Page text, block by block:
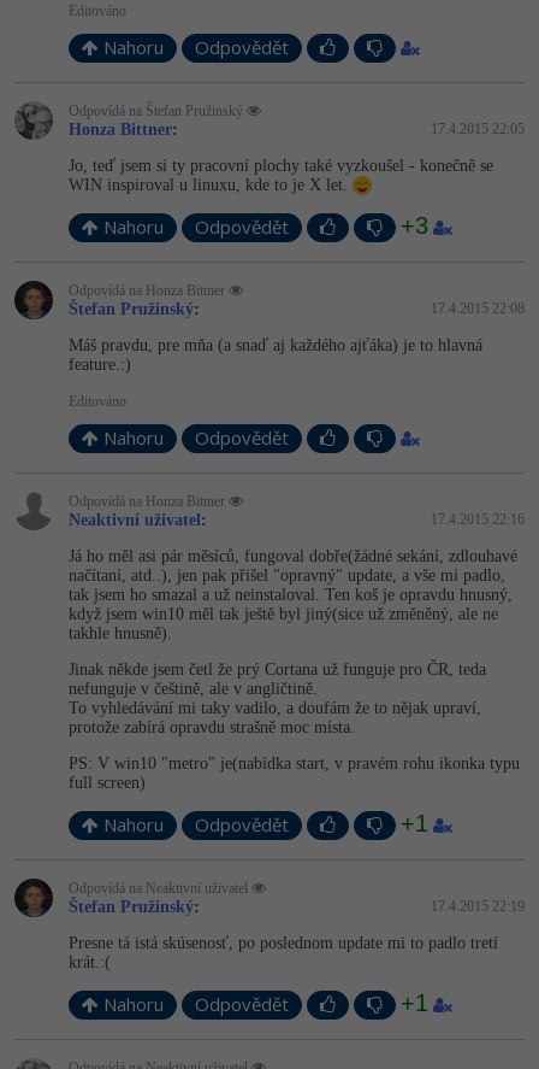
Ostatní
Fórum
Editováno
Nahoru Odpovědět
Odpovídá na Štefan Pružinský
Honza Bittner: 17.4.2015 22:05
Jo, teď jsem si ty pracovní plochy také vyzkoušel - konečně se
WIN inspiroval u linuxu, kde to je X let.
Nahoru Odpovědět +3
Odpovídá na Honza Bittner
Štefan Pružinský: 17.4.2015 22:08
Máš pravdu, pre mňa (a snaď aj každého ajťáka) je to hlavná
feature.:)
Editováno
Nahoru Odpovědět
Odpovídá na Honza Bittner
Neaktivní uživatel: 17.4.2015 22:16
Já ho měl asi pár měsíců, fungoval dobře(žádné sekání, zdlouhavé
načítaní, atd..), jen pak přišel "opravný" update, a vše mi padlo,
tak jsem ho smazal a už neinstaloval. Ten koš je opravdu hnusný,
když jsem win10 měl tak ještě byl jiný(sice už změněný, ale ne
takhle hnusně).
Jinak někde jsem četl že prý Cortana už funguje pro ČR, teda
nefunguje v češtině, ale v angličtině.
To vyhledávání mi taky vadilo, a doufám že to nějak upraví,
protože zabírá opravdu strašně moc místa.
PS: V win10 "metro" je(nabídka start, v pravém rohu ikonka typu
full screen)
Nahoru Odpovědět +1
Odpovídá na Neaktivní uživatel
Štefan Pružinský: 17.4.2015 22:19
Presne tá istá skúsenosť, po poslednom update mi to padlo tretí
krát.:(
Nahoru Odpovědět +1